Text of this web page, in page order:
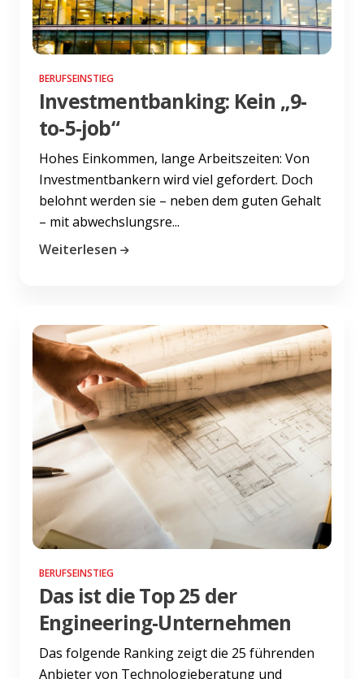
BERUFSEINSTIEG
Investmentbanking: Kein „9-
to-5-job“
Hohes Einkommen, lange Arbeitszeiten: Von
Investmentbankern wird viel gefordert. Doch
belohnt werden sie – neben dem guten Gehalt
– mit abwechslungsre...
Weiterlesen
BERUFSEINSTIEG
Das ist die Top 25 der
Engineering-Unternehmen
Das folgende Ranking zeigt die 25 führenden
Anbieter von Technologieberatung und